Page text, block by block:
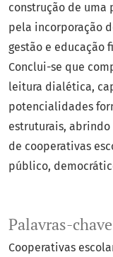
Palavras-chave
Cooperativas
construção de uma
pela incorporação
gestão e educação
Conclui-se que
leitura dialética,
potencialidades
estruturais,
de cooperativas
público,